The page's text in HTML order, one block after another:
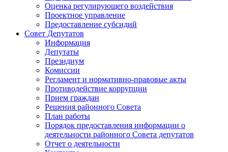
Оценка регулирующего воздействия
Проектное управление
Предоставление субсидий
Совет Депутатов
Информация
Депутаты
Президиум
Комиссии
Регламент и нормативно-правовые акты
Противодействие коррупции
Прием граждан
Решения районного Совета
План работы
Порядок предоставления информации о
деятельности районного Совета депутатов
Отчет о деятельности